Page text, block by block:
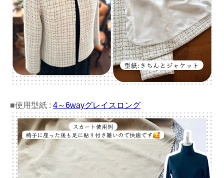
■使用型紙 : 4～6wayグレイスロング